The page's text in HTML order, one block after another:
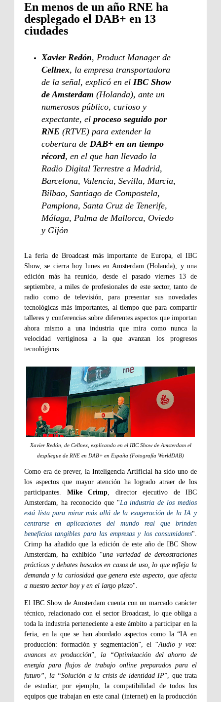
En menos de un año RNE ha
desplegado el DAB+ en 13
ciudades
Xavier Redón, Product Manager de
Cellnex, la empresa transportadora
de la señal, explicó en el IBC Show
de Amsterdam (Holanda), ante un
numerosos público, curioso y
expectante, el proceso seguido por
RNE (RTVE) para extender la
cobertura de DAB+ en un tiempo
récord, en el que han llevado la
Radio Digital Terrestre a Madrid,
Barcelona, Valencia, Sevilla, Murcia,
Bilbao, Santiago de Compostela,
Pamplona, Santa Cruz de Tenerife,
Málaga, Palma de Mallorca, Oviedo
y Gijón
La feria de Broadcast más importante de Europa, el IBC
Show, se cierra hoy lunes en Amsterdam (Holanda), y una
edición más ha reunido, desde el pasado viernes 13 de
septiembre, a miles de profesionales de este sector, tanto de
radio como de televisión, para presentar sus novedades
tecnológicas más importantes, al tiempo que para compartir
talleres y conferencias sobre diferentes aspectos que importan
ahora mismo a una industria que mira como nunca la
velocidad vertiginosa a la que avanzan los progresos
tecnológicos.
Xavier Redón, de Cellnex, explicando en el IBC Show de Amsterdam el
despliegue de RNE en DAB+ en España (Fotografía WorldDAB)
Como era de prever, la Inteligencia Artificial ha sido uno de
los aspectos que mayor atención ha logrado atraer de los
participantes. Mike Crimp, director ejecutivo de IBC
Amsterdam, ha reconocido que "La industria de los medios
está lista para mirar más allá de la exageración de la IA y
centrarse en aplicaciones del mundo real que brinden
beneficios tangibles para las empresas y los consumidores".
Crimp ha añadido que la edición de este año de IBC Show
Amsterdam, ha exhibido “una variedad de demostraciones
prácticas y debates basados​​en casos de uso, lo que refleja la
demanda y la curiosidad que genera este aspecto, que afecta
a nuestro sector hoy y en el largo plazo".
El IBC Show de Amsterdam cuenta con un marcado carácter
técnico, relacionado con el sector Broadcast, lo que obliga a
toda la industria perteneciente a este ámbito a participar en la
feria, en la que se han abordado aspectos como la “IA en
producción: formación y segmentación”, el “Audio y voz:
avances en producción”, la “Optimización del ahorro de
energía para flujos de trabajo online preparados para el
futuro”, la “Solución a la crisis de identidad IP”, que trata
de estudiar, por ejemplo, la compatibilidad de todos los
equipos que trabajan en este canal (internet) en la producción